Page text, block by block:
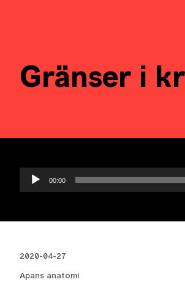
Gränser i
Ljudspelare
00:00
2020-04-27
Apans anatomi